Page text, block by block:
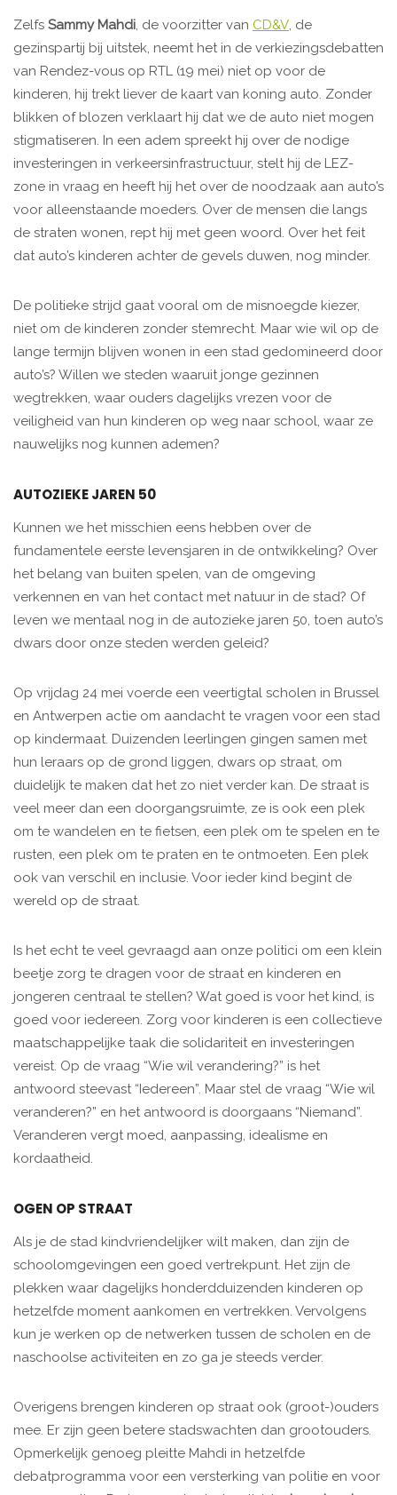
Zelfs Sammy Mahdi, de voorzitter van CD&V, de
gezinspartij bij uitstek, neemt het in de verkiezingsdebatten
van Rendez-vous op RTL (19 mei) niet op voor de
kinderen, hij trekt liever de kaart van koning auto. Zonder
blikken of blozen verklaart hij dat we de auto niet mogen
stigmatiseren. In een adem spreekt hij over de nodige
investeringen in verkeersinfrastructuur, stelt hij de LEZ-
zone in vraag en heeft hij het over de noodzaak aan auto’s
voor alleenstaande moeders. Over de mensen die langs
de straten wonen, rept hij met geen woord. Over het feit
dat auto’s kinderen achter de gevels duwen, nog minder.
De politieke strijd gaat vooral om de misnoegde kiezer,
niet om de kinderen zonder stemrecht. Maar wie wil op de
lange termijn blijven wonen in een stad gedomineerd door
auto’s? Willen we steden waaruit jonge gezinnen
wegtrekken, waar ouders dagelijks vrezen voor de
veiligheid van hun kinderen op weg naar school, waar ze
nauwelijks nog kunnen ademen?
AUTOZIEKE JAREN 50
Kunnen we het misschien eens hebben over de
fundamentele eerste levensjaren in de ontwikkeling? Over
het belang van buiten spelen, van de omgeving
verkennen en van het contact met natuur in de stad? Of
leven we mentaal nog in de autozieke jaren 50, toen auto’s
dwars door onze steden werden geleid?
Op vrijdag 24 mei voerde een veertigtal scholen in Brussel
en Antwerpen actie om aandacht te vragen voor een stad
op kindermaat. Duizenden leerlingen gingen samen met
hun leraars op de grond liggen, dwars op straat, om
duidelijk te maken dat het zo niet verder kan. De straat is
veel meer dan een doorgangsruimte, ze is ook een plek
om te wandelen en te fietsen, een plek om te spelen en te
rusten, een plek om te praten en te ontmoeten. Een plek
ook van verschil en inclusie. Voor ieder kind begint de
wereld op de straat.
Is het echt te veel gevraagd aan ­onze politici om een klein
beetje zorg te dragen voor de straat en kinderen en
jongeren centraal te stellen? Wat goed is voor het kind, is
goed voor iedereen. Zorg voor kinderen is een collectieve
maatschappelijke taak die solidariteit en investeringen
vereist. Op de vraag “Wie wil verandering?” is het
antwoord steevast “Iedereen”. Maar stel de vraag “Wie wil
veranderen?” en het antwoord is doorgaans “Niemand”.
Veranderen vergt moed, aanpassing, idealisme en
kordaatheid.
OGEN OP STRAAT
Als je de stad kindvriendelijker wilt maken, dan zijn de
schoolomgevingen een goed vertrekpunt. Het zijn de
plekken waar dagelijks honderdduizenden kinderen op
hetzelfde moment aankomen en vertrekken. Vervolgens
kun je werken op de netwerken tussen de scholen en de
naschoolse activiteiten en zo ga je steeds verder.
Overigens brengen kinderen op straat ook (groot-)ouders
mee. Er zijn geen betere stadswachten dan grootouders.
Opmerkelijk genoeg pleitte Mahdi in hetzelfde
debatprogramma voor een versterking van politie en voor